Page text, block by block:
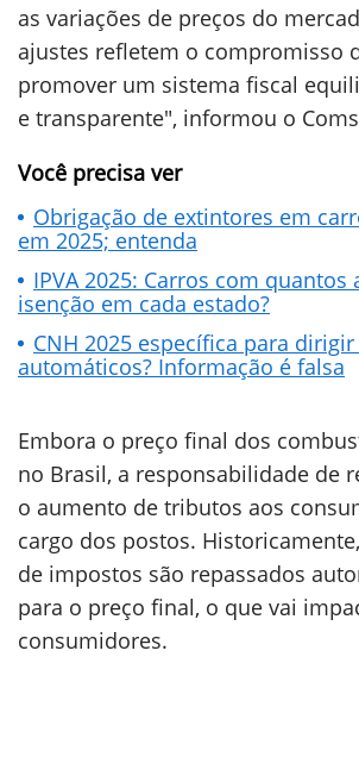
as variações de preços do
ajustes refletem o compromisso
promover um sistema fiscal
e transparente", informou o
Você precisa ver
Obrigação de extintores em
em 2025; entenda
IPVA 2025: Carros com quantos
isenção em cada estado?
CNH 2025 específica para
automáticos? Informação é falsa
Embora o preço final dos
no Brasil, a responsabilidade de
o aumento de tributos aos
cargo dos postos.
de impostos são repassados
para o preço final, o que vai
consumidores.